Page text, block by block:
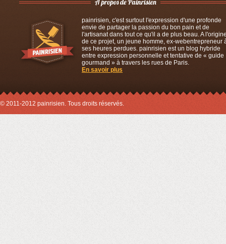
painrisien, c'est surtout l'expression d'une profonde
envie de partager la passion du bon pain et de
l'artisanat dans tout ce qu'il a de plus beau. A
de ce projet, un jeune homme, ex-webentrepreneur
ses heures perdues. painrisien est un blog hybride
entre expression personnelle et tentative de « guide
gourmand » à travers les rues de Paris.
En savoir plus
© 2011-2012 painrisien. Tous droits réservés.